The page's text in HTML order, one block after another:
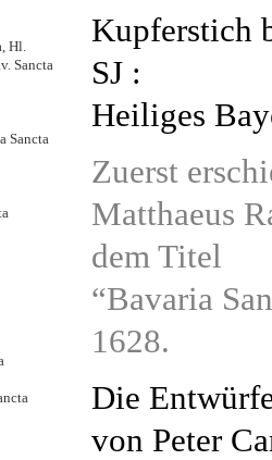
Hl.
Sancta
Sancta
Kupferstich
SJ :
Heiliges
Zuerst
Matthaeus
dem Titel
“Bavaria
1628.
Die
von Peter